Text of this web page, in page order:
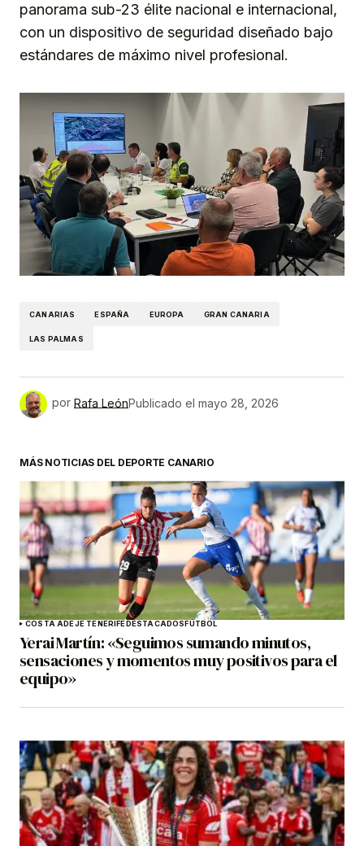
panorama sub-23 élite nacional e internacional,
con un dispositivo de seguridad diseñado bajo
estándares de máximo nivel profesional.
CANARIAS ESPAÑA EUROPA GRAN CANARIA
LAS PALMAS
por Rafa LeónPublicado el mayo 28, 2026
MÁS NOTICIAS DEL DEPORTE CANARIO
COSTA ADEJE TENERIFE DESTACADOS FÚTBOL
Yerai Martín: «Seguimos sumando minutos,
sensaciones y momentos muy positivos para el
equipo»